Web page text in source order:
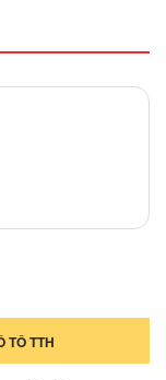
TÔ TTH